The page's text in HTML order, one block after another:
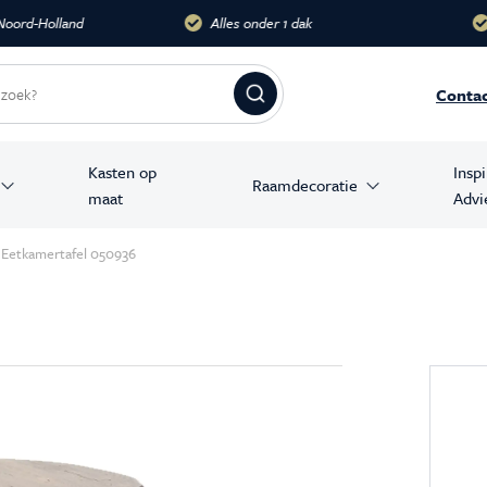
Meer dan 10.000 m2
Kasten op
maat
Raamdecoratie
Eetkamertafel 050936